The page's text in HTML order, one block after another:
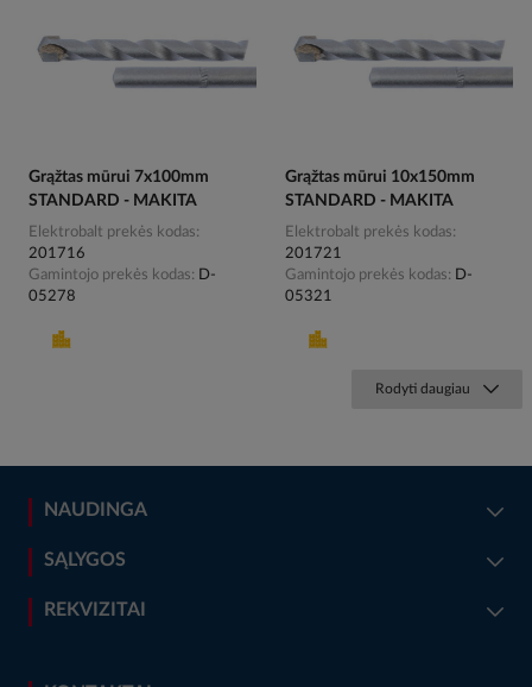
Grąžtas mūrui 7x100mm
STANDARD - MAKITA
Elektrobalt prekės kodas
201716
Gamintojo prekės kodas
D-
05278
Grąžtas mūrui 10x150mm
STANDARD - MAKITA
Elektrobalt prekės kodas
201721
Gamintojo prekės kodas
D-
05321
Rodyti daugiau
NAUDINGA
SĄLYGOS
REKVIZITAI